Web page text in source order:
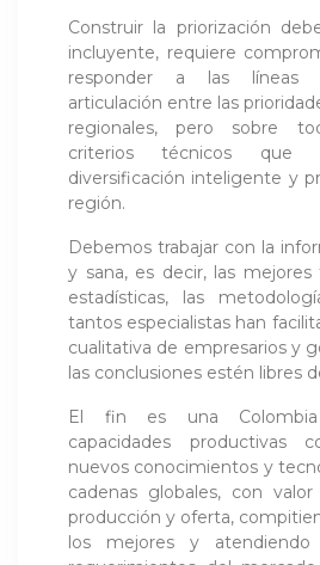
Construir la priorización
incluyente, requiere
responder a las líneas
articulación entre las
regionales, pero sobre
criterios técnicos que
diversificación inteligente y
región.
Debemos trabajar con la
y sana, es decir, las
estadísticas, las
tantos especialistas han
cualitativa de empresarios y
las conclusiones estén libres
El fin es una
capacidades productivas
nuevos conocimientos y
cadenas globales, con
producción y oferta,
los mejores y